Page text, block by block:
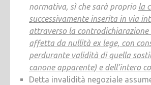
normativa, sì che sarà proprio la
successivamente inserita in via
attraverso la controdichiarazione
affetta da nullità ex lege, con
perdurante validità di quella
canone apparente) e dell’intero
Detta invalidità negoziale